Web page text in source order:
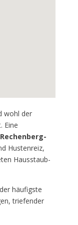
wohl der
Eine
Hustenreiz,
Hausstaub-
häufigste
triefender